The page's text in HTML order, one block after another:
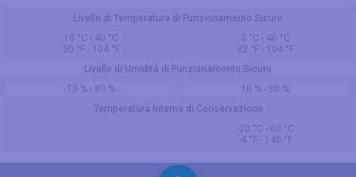
Livello di Temperatura di Funzionamento Sicuro
10 °C - 40 °C
50 °F - 104 °F
0 °C - 40 °C
32 °F - 104 °F
Livello di Umidità di Funzionamento Sicuro
10 % - 80 %
10 % - 80 %
Temperatura Interna di Conservazione
-20 °C - 60 °C
-4 °F - 140 °F